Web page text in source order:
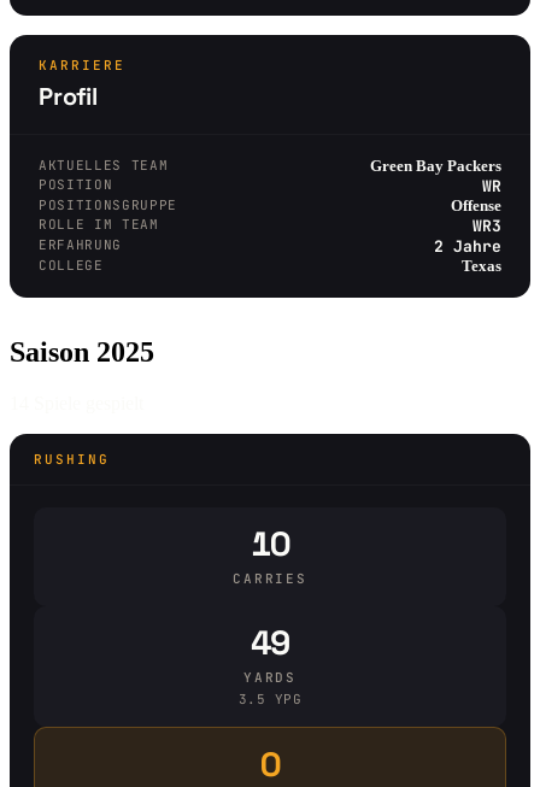
KARRIERE
Profil
AKTUELLES TEAM Green Bay Packers
POSITION WR
POSITIONSGRUPPE Offense
ROLLE IM TEAM WR3
ERFAHRUNG 2 Jahre
COLLEGE Texas
Saison 2025
RUSHING
10
CARRIES
49
YARDS
3.5 YPG
0